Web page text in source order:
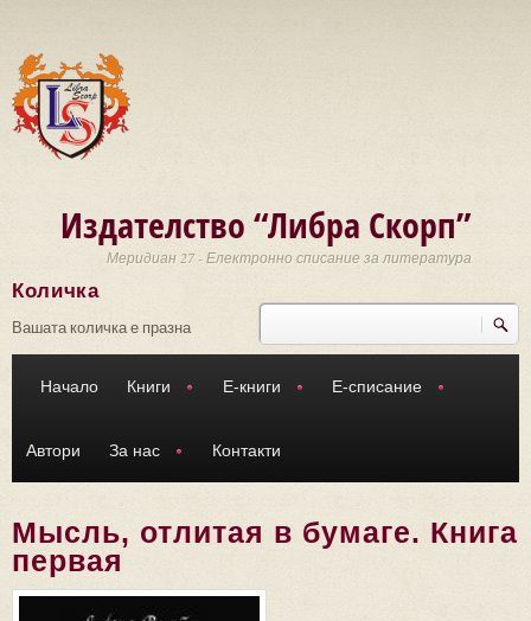
Издателство “Либра Скорп”
Меридиан 27 - Електронно списание за литература
Търси
Количка
Вашата количка е празна
Начало Книги Е-книги Е-списание
Автори За нас Контакти
Мысль, отлитая в бумаге. Книга
первая